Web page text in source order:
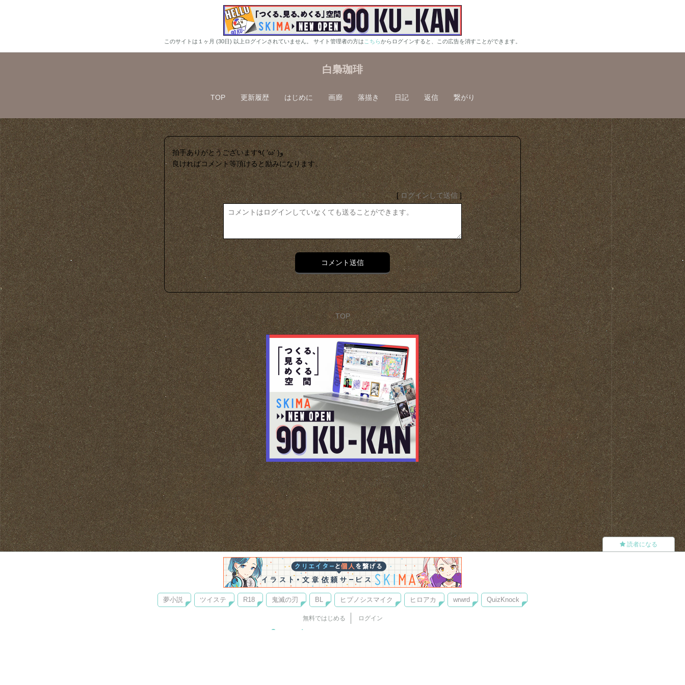
このサイトは１ヶ月 (30日) 以上ログインされていません。 サイト管理者の方は こちらからログインすると、この広告を消すことができます。
白梟珈琲
TOP 更新履歴 はじめに 画廊 落描き 日記 返信 繋がり
拍手ありがとうございます٩( 'ω' )و
良ければコメント等頂けると励みになります。
[ログインして送信]
コメント送信
TOP
夢小説 ツイステ R18 鬼滅の刃 BL ヒプノシスマイク ヒロアカ wrwrd QuizKnock
無料ではじめる ログイン
読者になる